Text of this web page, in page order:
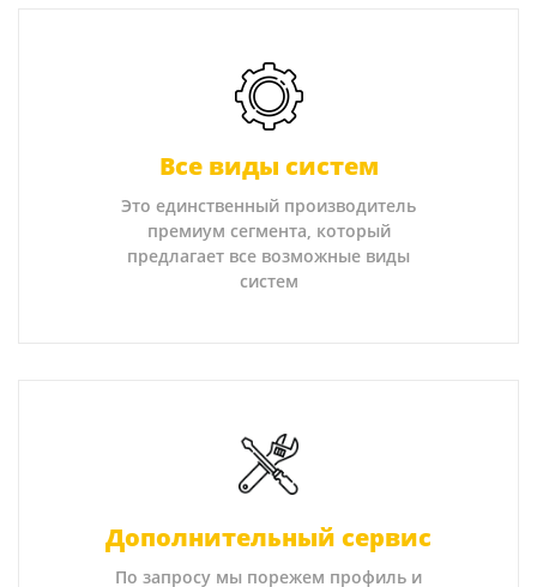
Все виды систем
Это единственный производитель
премиум сегмента, который
предлагает все возможные виды
систем
Дополнительный сервис
По запросу мы порежем профиль и